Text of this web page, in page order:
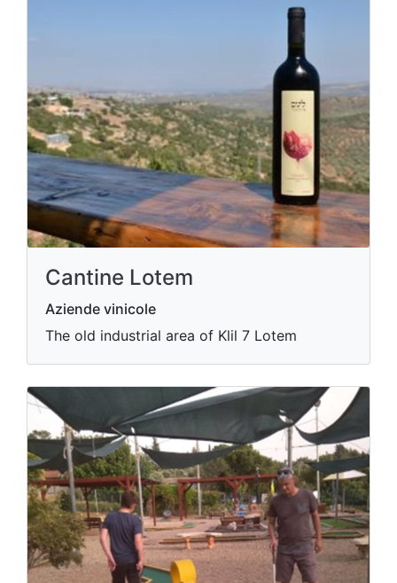
Cantine Lotem
Aziende vinicole
The old industrial area of Klil 7 Lotem